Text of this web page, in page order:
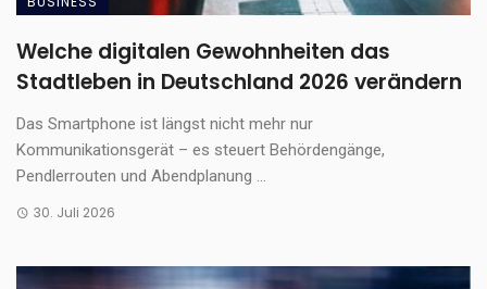
Welche digitalen Gewohnheiten das
Stadtleben in Deutschland 2026 verändern
Das Smartphone ist längst nicht mehr nur
Kommunikationsgerät – es steuert Behördengänge,
Pendlerrouten und Abendplanung ...
30. Juli 2026